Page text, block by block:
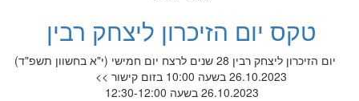
טקס יום הזיכרון ליצחק רבין
יום הזיכרון ליצחק רבין 28 שנים לרצח יום חמישי (י"א בחשוון תשפ"ד)
26.10.2023 בשעה 10:00 בזום קישור >>
26.10.2023 בשעה 12:30-12:00